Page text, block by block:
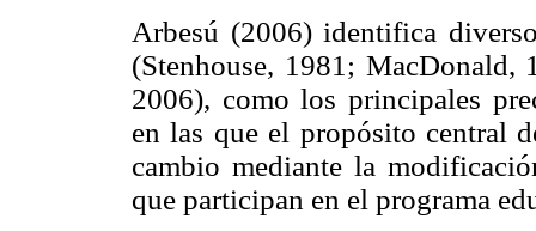
Arbesú (2006) identifica
(Stenhouse, 1981;
2006), como los principales
en las que el propósito central
cambio mediante la
que participan en el programa